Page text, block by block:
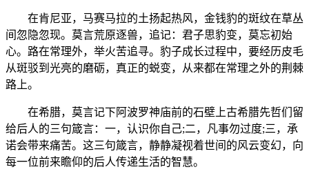
在肯尼亚，马赛马拉的土扬起热风，金钱豹的斑纹在草丛
间忽隐忽现。莫言荒原逐兽，追记：君子思豹变，莫忘初始
心。路在常理外，举火苦追寻。豹子成长过程中，要经历皮毛
从斑驳到光亮的磨砺，真正的蜕变，从来都在常理之外的荆棘
路上。
在希腊，莫言记下阿波罗神庙前的石壁上古希腊先哲们留
给后人的三句箴言：一，认识你自己;二，凡事勿过度;三，承
诺会带来痛苦。这三句箴言，静静凝视着世间的风云变幻，向
每一位前来瞻仰的后人传递生活的智慧。